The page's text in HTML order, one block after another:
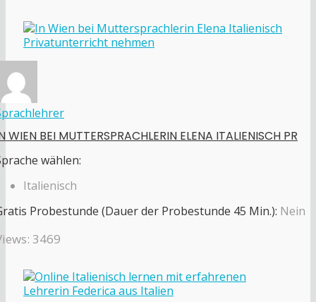
WIEN BEI MUTTERSPRACHLERIN ELENA ITALIENISCH PR
wählen:
Italienisch
Probestunde (Dauer der Probestunde 45 Min.): Nein
3469